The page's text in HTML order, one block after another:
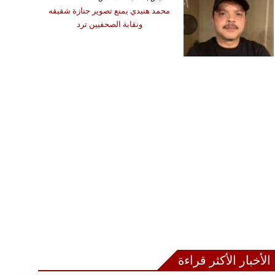
محمد هنيدي يمنع تصوير جنازة شقيقه
ونقابة الصحفيين ترد
الأخبار الأكثر قراءة